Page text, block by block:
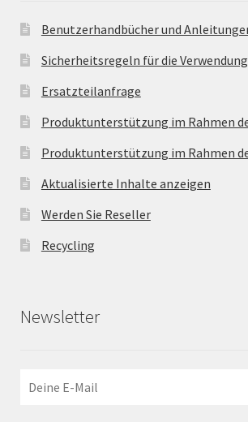
Benutzerhandbücher und
Sicherheitsregeln für die
Ersatzteilanfrage
Produktunterstützung im Rahmen
Produktunterstützung im Rahmen
Aktualisierte Inhalte anzeigen
Werden Sie Reseller
Recycling
Newsletter